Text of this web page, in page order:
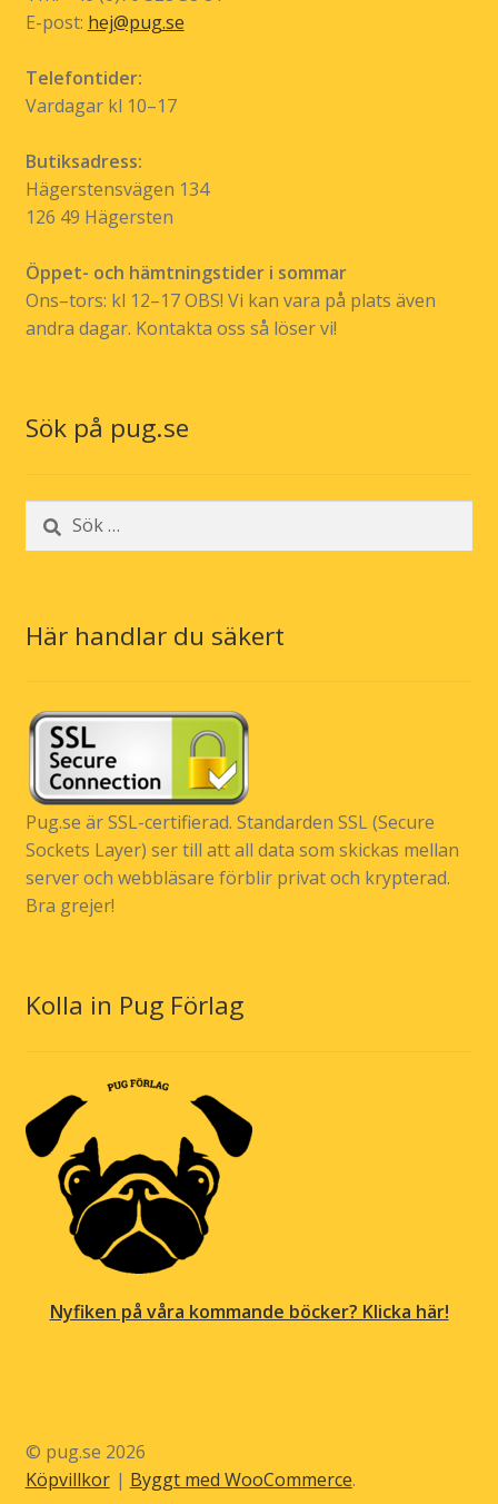
E-post: hej@pug.se
Telefontider:
Vardagar kl 10–17
Butiksadress:
Hägerstensvägen 134
126 49 Hägersten
Öppet- och hämtningstider i sommar
Ons–tors: kl 12–17 OBS! Vi kan vara på plats även
andra dagar. Kontakta oss så löser vi!
Sök på pug.se
Sök
efter:
Här handlar du säkert
Pug.se är SSL-certifierad. Standarden SSL (Secure
Sockets Layer) ser till att all data som skickas mellan
server och webbläsare förblir privat och krypterad.
Bra grejer!
Kolla in Pug Förlag
Nyfiken på våra kommande böcker? Klicka här!
© pug.se 2026
Köpvillkor
Byggt med WooCommerce.